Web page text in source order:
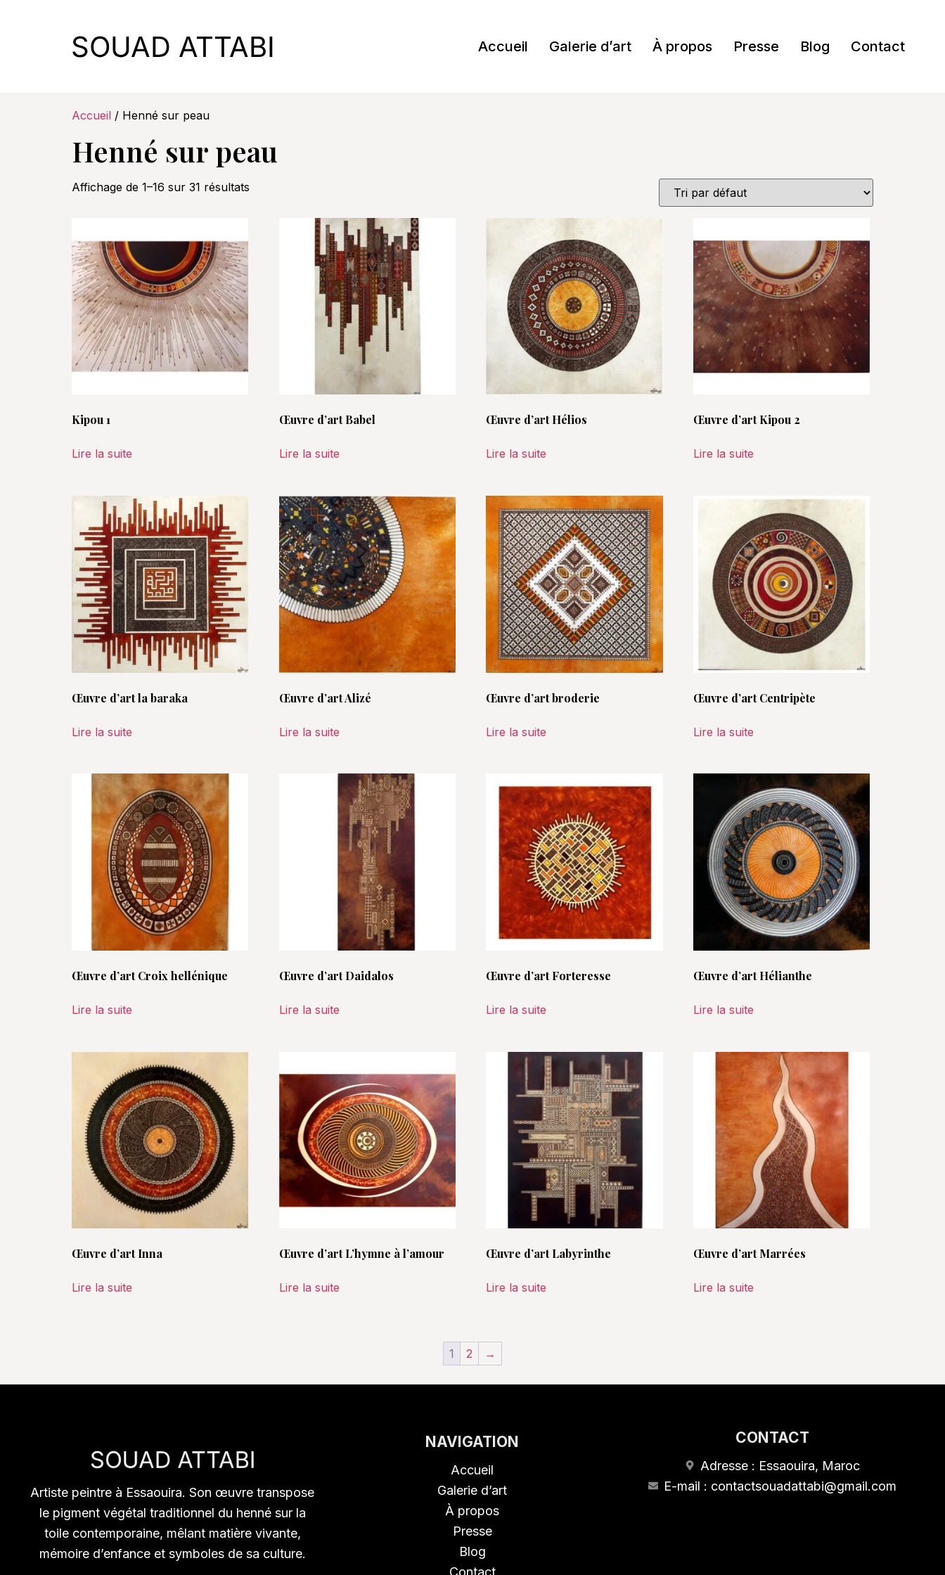
Accueil Galerie d’art À propos Presse Blog Contact
Accueil / Henné sur peau
Henné sur peau
Affichage de 1–16 sur 31 résultats
Kipou 1
Lire la suite
Œuvre d’art Babel
Lire la suite
Œuvre d’art Hélios
Lire la suite
Œuvre d’art Kipou 2
Lire la suite
Œuvre d’art la baraka
Lire la suite
Œuvre d’art Alizé
Lire la suite
Œuvre d’art broderie
Lire la suite
Œuvre d’art Centripète
Lire la suite
Œuvre d’art Croix hellénique
Lire la suite
Œuvre d’art Daidalos
Lire la suite
Œuvre d’art Forteresse
Lire la suite
Œuvre d’art Hélianthe
Lire la suite
Œuvre d’art Inna
Lire la suite
Œuvre d’art L’hymne à l’amour
Lire la suite
Œuvre d’art Labyrinthe
Lire la suite
Œuvre d’art Marrées
Lire la suite
1 2 →
Artiste peintre à Essaouira. Son œuvre transpose
le pigment végétal traditionnel du henné sur la
toile contemporaine, mêlant matière vivante,
mémoire d’enfance et symboles de sa culture.
NAVIGATION
Accueil
Galerie d’art
À propos
Presse
Blog
CONTACT
Adresse : Essaouira, Maroc
E-mail : contactsouadattabi@gmail.com